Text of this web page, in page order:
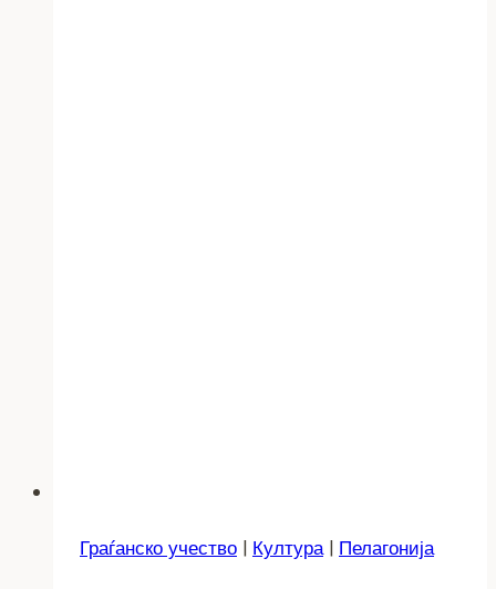
Граѓанско учество | Култура| Пелагонија